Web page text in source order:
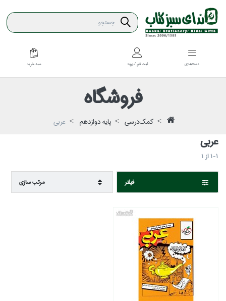
دسته‌بندي ثبت نام / ورود سبد خريد
فروشگاه
كمك‌درسي پايه دوازدهم عربي
عربي
1-1از1
فيلتر مرتب سازي